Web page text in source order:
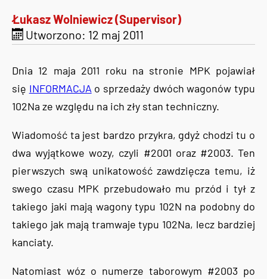
Łukasz Wolniewicz (Supervisor)
Utworzono: 12 maj 2011
Dnia 12 maja 2011 roku na stronie MPK pojawiał
się INFORMACJA o sprzedaży dwóch wagonów typu
102Na ze względu na ich zły stan techniczny.
Wiadomość ta jest bardzo przykra, gdyż chodzi tu o
dwa wyjątkowe wozy, czyli #2001 oraz #2003. Ten
pierwszych swą unikatowość zawdzięcza temu, iż
swego czasu MPK przebudowało mu przód i tył z
takiego jaki mają wagony typu 102N na podobny do
takiego jak mają tramwaje typu 102Na, lecz bardziej
kanciaty.
Natomiast wóz o numerze taborowym #2003 po